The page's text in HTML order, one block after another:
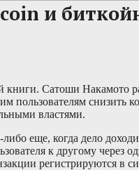
и
книги. Сатоши Накамото
пользователям снизить
властями.
еще, когда дело
к другому через
регистрируются в